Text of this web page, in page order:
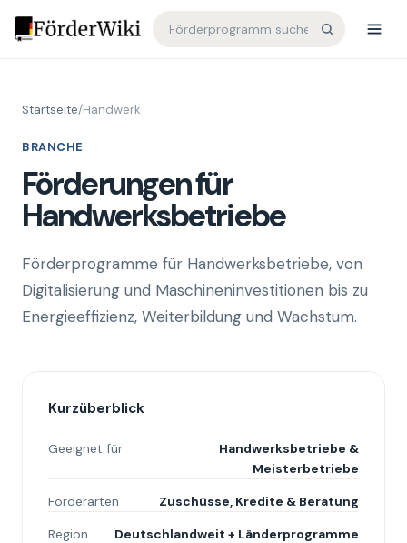
Startseite/Handwerk
BRANCHE
Förderungen für
Handwerksbetriebe
Förderprogramme für Handwerksbetriebe, von
Digitalisierung und Maschineninvestitionen bis zu
Energieeffizienz, Weiterbildung und Wachstum.
Kurzüberblick
Geeignet für
Handwerksbetriebe &
Meisterbetriebe
Förderarten
Zuschüsse, Kredite & Beratung
Region
Deutschlandweit + Länderprogramme